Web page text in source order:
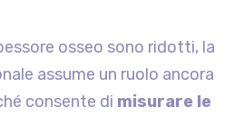
osseo sono ridotti, la
assume un ruolo ancora
consente di misurare le